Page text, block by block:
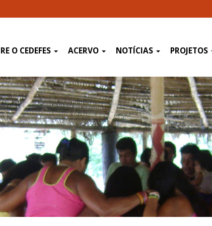
O CEDEFES ACERVO NOTÍCIAS PROJETOS